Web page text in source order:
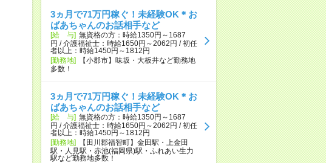
3ヵ月で71万円稼ぐ！未経験OK＊お
ばあちゃんのお話相手など
[給 与] 無資格の方：時給1350円～1687
円 / 介護福祉士：時給1650円～2062円 / 初任
者以上：時給1450円～1812円
[勤務地]
【小郡市】味坂・大板井など勤務地
多数！
3ヵ月で71万円稼ぐ！未経験OK＊お
ばあちゃんのお話相手など
[給 与] 無資格の方：時給1350円～1687
円 / 介護福祉士：時給1650円～2062円 / 初任
者以上：時給1450円～1812円
[勤務地]
【田川郡福智町】金田駅・上金田
駅・人見駅・赤池(福岡県)駅・ふれあい生力
駅など勤務地多数！